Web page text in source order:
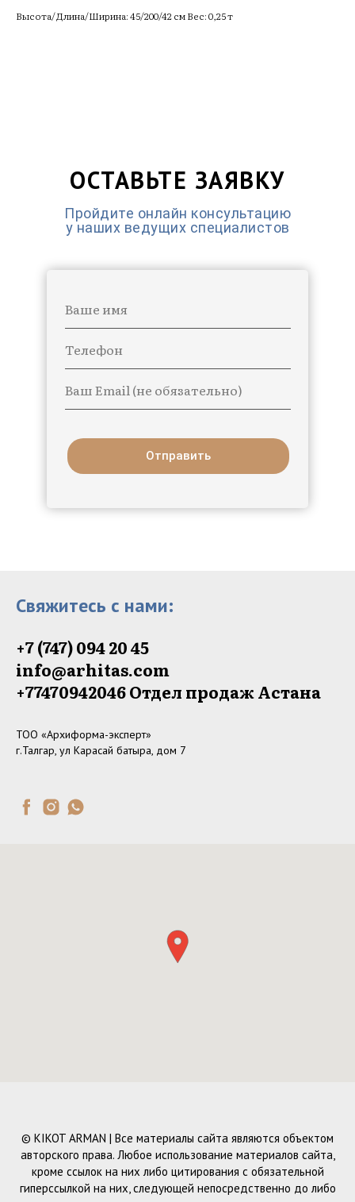
Высота/Длина/Ширина: 45/200/42 см Вес: 0,25 т
ОСТАВЬТЕ ЗАЯВКУ
Ваше имя
Телефон
Ваш Email (не обязательно)
Отправить
Пройдите онлайн консультацию
у наших ведущих специалистов
Свяжитесь с нами:
+7 (747) 094 20 45
info@arhitas.com
+77470942046‬ Отдел продаж Астана
ТОО «Архиформа-эксперт»
г.Талгар, ул Карасай батыра, дом 7
© KIKOT ARMAN | Все материалы сайта являются объектом
авторского права. Любое использование материалов сайта,
кроме ссылок на них либо цитирования с обязательной
гиперссылкой на них, следующей непосредственно до либо